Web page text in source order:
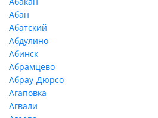
Абан
Абатский
Абдулино
Абинск
Абрамцево
Абрау-Дюрсо
Агаповка
Агвали